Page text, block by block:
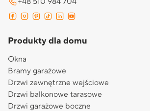
Produkty dla domu
Okna
Bramy garażowe
Drzwi zewnętrzne wejściowe
Drzwi balkonowe tarasowe
Drzwi garażowe boczne